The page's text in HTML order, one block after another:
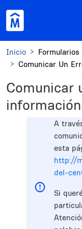
Inicio
Formularios
Comunicar Un
Comunicar
información
A
esta
http://
del-
Si